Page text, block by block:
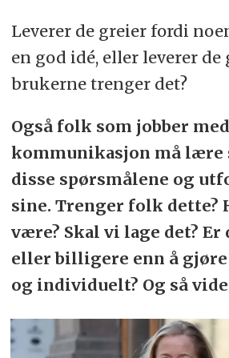
Leverer de greier fordi
en god idé, eller leverer
brukerne trenger det?
Også folk som jobber med
kommunikasjon må lære
disse spørsmålene og
sine. Trenger folk dette?
være? Skal vi lage det? Er
eller billigere enn å
og individuelt? Og så